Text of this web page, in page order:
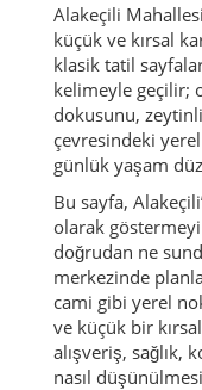
Alakeçili
küçük ve kırsal
klasik tatil
kelimeyle geçilir;
dokusunu,
çevresindeki
günlük yaşam
Bu sayfa,
olarak
doğrudan ne
merkezinde
cami gibi yerel
ve küçük bir
alışveriş, sağlık,
nasıl